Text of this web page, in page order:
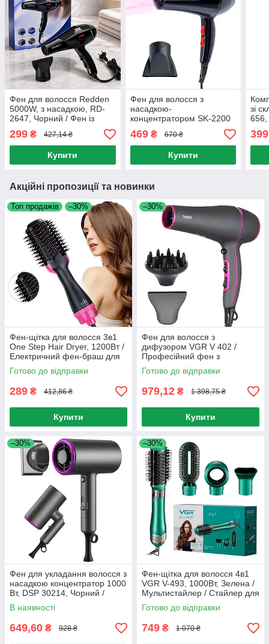
Фен для волосся Redden
5000W, з насадкою, RD-
2647, Чорний / Фен із
концентратором / Фен для
сушіння та укладання
волосся
299 ₴ 427,14 ₴
Купити
Фен для волосся з
насадкою-
концентратором SK-2200
(2200 Вт) / Фен для
волосся / Фен з іонізацією
469₴ 670 ₴
Купити
зі
656,
фен
/
399
Акційні пропозиції та новинки
Топ продажів –30%
Фен-щітка для волосся 3в1
One Step Hair Dryer, 1200Вт /
Електричний фен-браш для
укладання волосся /
Повітряний стайлер
Готово до відправки
289 ₴ 412,86 ₴
Купити
–30%
Фен для волосся з
дифузором VGR V 402 /
Професійний фен з
насадками / Фен
професійний
Готово до відправки
979,12 ₴ 1 398,75 ₴
Купити
–30%
Фен для укладання волосся з
насадкою концентратор 1000
Вт, DSP 30214, Чорний /
Складний фен для волосся з
дифузором
В наявності
649,60 ₴ 928 ₴
–30%
Фен-щітка для волосся 4в1
VGR V-493, 1000Вт, Зелена /
Мультистайлер / Стайлер для
волосся / Фен-браш
Готово до відправки
749 ₴ 1 070 ₴